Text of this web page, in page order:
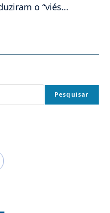
o “viés…
Pesquisar